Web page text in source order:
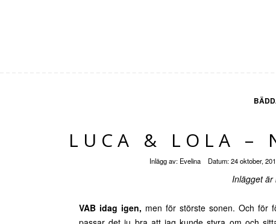
LUCA & LOLA –
Inlägg av: Evelina Datum:24 oktober,
Inlägget är
VAB idag igen, men för störste sonen. Och för